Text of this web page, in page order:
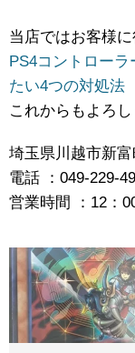
当店ではお客様
PS4コントロー
たい4つの対処法
これからもよろし
埼玉県川越市新
電話 ：049-229-
営業時間 ：12：